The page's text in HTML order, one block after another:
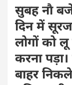
सुबह नाै
दिन में
लोगों को
करना
बाहर